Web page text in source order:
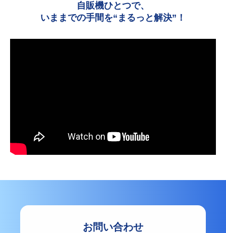
自販機ひとつで、
いままでの手間を“まるっと解決”！
お問い合わせ